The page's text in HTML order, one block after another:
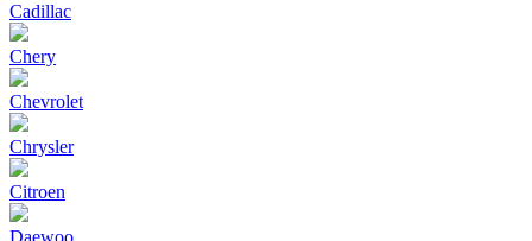
Cadillac
Chery
Chevrolet
Chrysler
Citroen
Daewoo